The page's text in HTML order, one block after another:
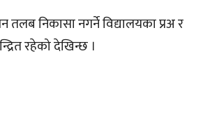
तलब निकासा नगर्ने विद्यालयका प्रअ र
रहेको देखिन्छ ।